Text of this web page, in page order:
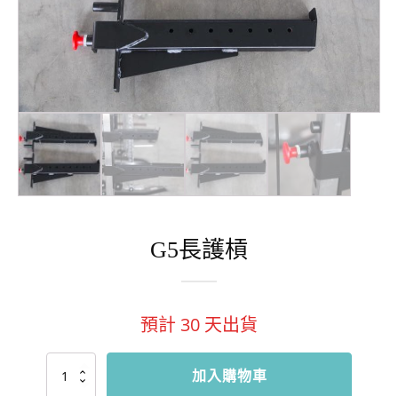
G5長護槓
預計 30 天出貨
加入購物車